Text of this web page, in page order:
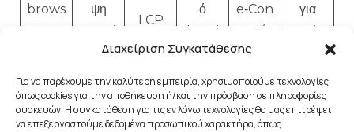
Διαχείριση Συγκατάθεσης
Για να παρέχουμε την καλύτερη εμπειρία, χρησιμοποιούμε τεχνολογίες
όπως cookies για την αποθήκευση ή/και την πρόσβαση σε πληροφορίες
συσκευών. Η συγκατάθεση για τις εν λόγω τεχνολογίες θα μας επιτρέψει
να επεξεργαστούμε δεδομένα προσωπικού χαρακτήρα, όπως
brows
ψη
κατεβά
ζει
LCP
ό
band
width
e‑Con
trol/E
Tag
για
static,
versio
ning
Υψηλό
CDN